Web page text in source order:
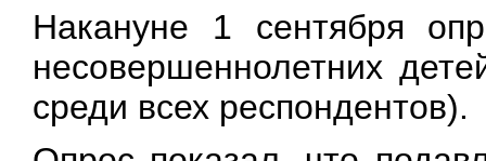
Накануне 1 сентября
несовершеннолетних
среди всех респондентов).